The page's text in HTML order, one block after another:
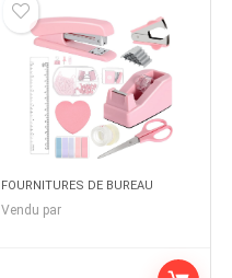
FOURNITURES DE BUREAU
Vendu par